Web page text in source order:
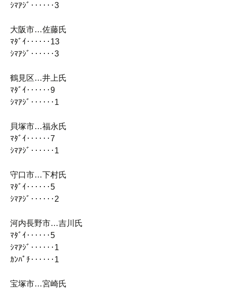
ｼﾏｱｼﾞ‥‥‥3
大阪市…佐藤氏
ﾏﾀﾞｲ‥‥‥13
ｼﾏｱｼﾞ‥‥‥3
鶴見区…井上氏
ﾏﾀﾞｲ‥‥‥9
ｼﾏｱｼﾞ‥‥‥1
貝塚市…福永氏
ﾏﾀﾞｲ‥‥‥7
ｼﾏｱｼﾞ‥‥‥1
守口市…下村氏
ﾏﾀﾞｲ‥‥‥5
ｼﾏｱｼﾞ‥‥‥2
河内長野市…吉川氏
ﾏﾀﾞｲ‥‥‥5
ｼﾏｱｼﾞ‥‥‥1
ｶﾝﾊﾟﾁ‥‥‥1
宝塚市…宮崎氏